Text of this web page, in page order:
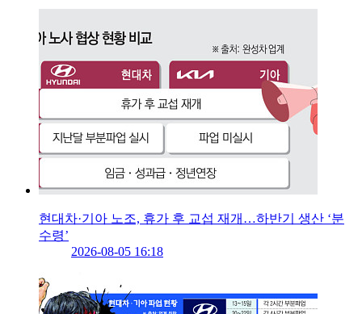
현대차·기아 노조, 휴가 후 교섭 재개…하반기 생산 ‘분
수령’
2026-08-05 16:18